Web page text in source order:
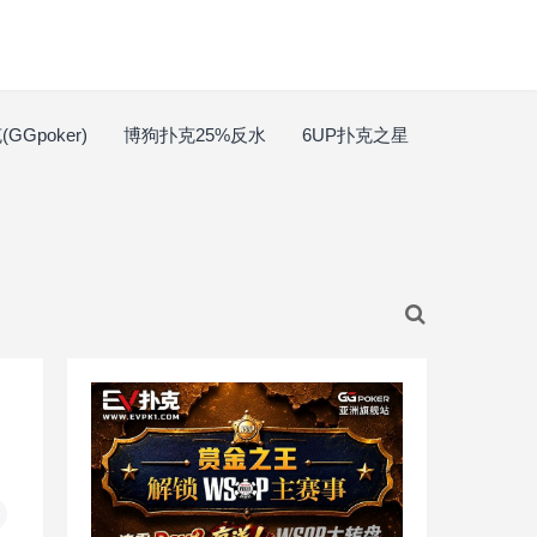
博狗扑克25%反水 6UP扑克之星